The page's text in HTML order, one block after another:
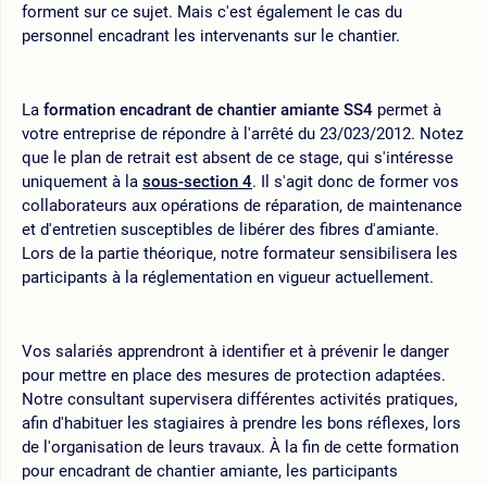
forment sur ce sujet. Mais c'est également le cas du
personnel encadrant les intervenants sur le chantier.
La formation encadrant de chantier amiante SS4 permet à
votre entreprise de répondre à l'arrêté du 23/023/2012. Notez
que le plan de retrait est absent de ce stage, qui s'intéresse
uniquement à la sous-section 4. Il s'agit donc de former vos
collaborateurs aux opérations de réparation, de maintenance
et d'entretien susceptibles de libérer des fibres d'amiante.
Lors de la partie théorique, notre formateur sensibilisera les
participants à la réglementation en vigueur actuellement.
Vos salariés apprendront à identifier et à prévenir le danger
pour mettre en place des mesures de protection adaptées.
Notre consultant supervisera différentes activités pratiques,
afin d'habituer les stagiaires à prendre les bons réflexes, lors
de l'organisation de leurs travaux. À la fin de cette formation
pour encadrant de chantier amiante, les participants